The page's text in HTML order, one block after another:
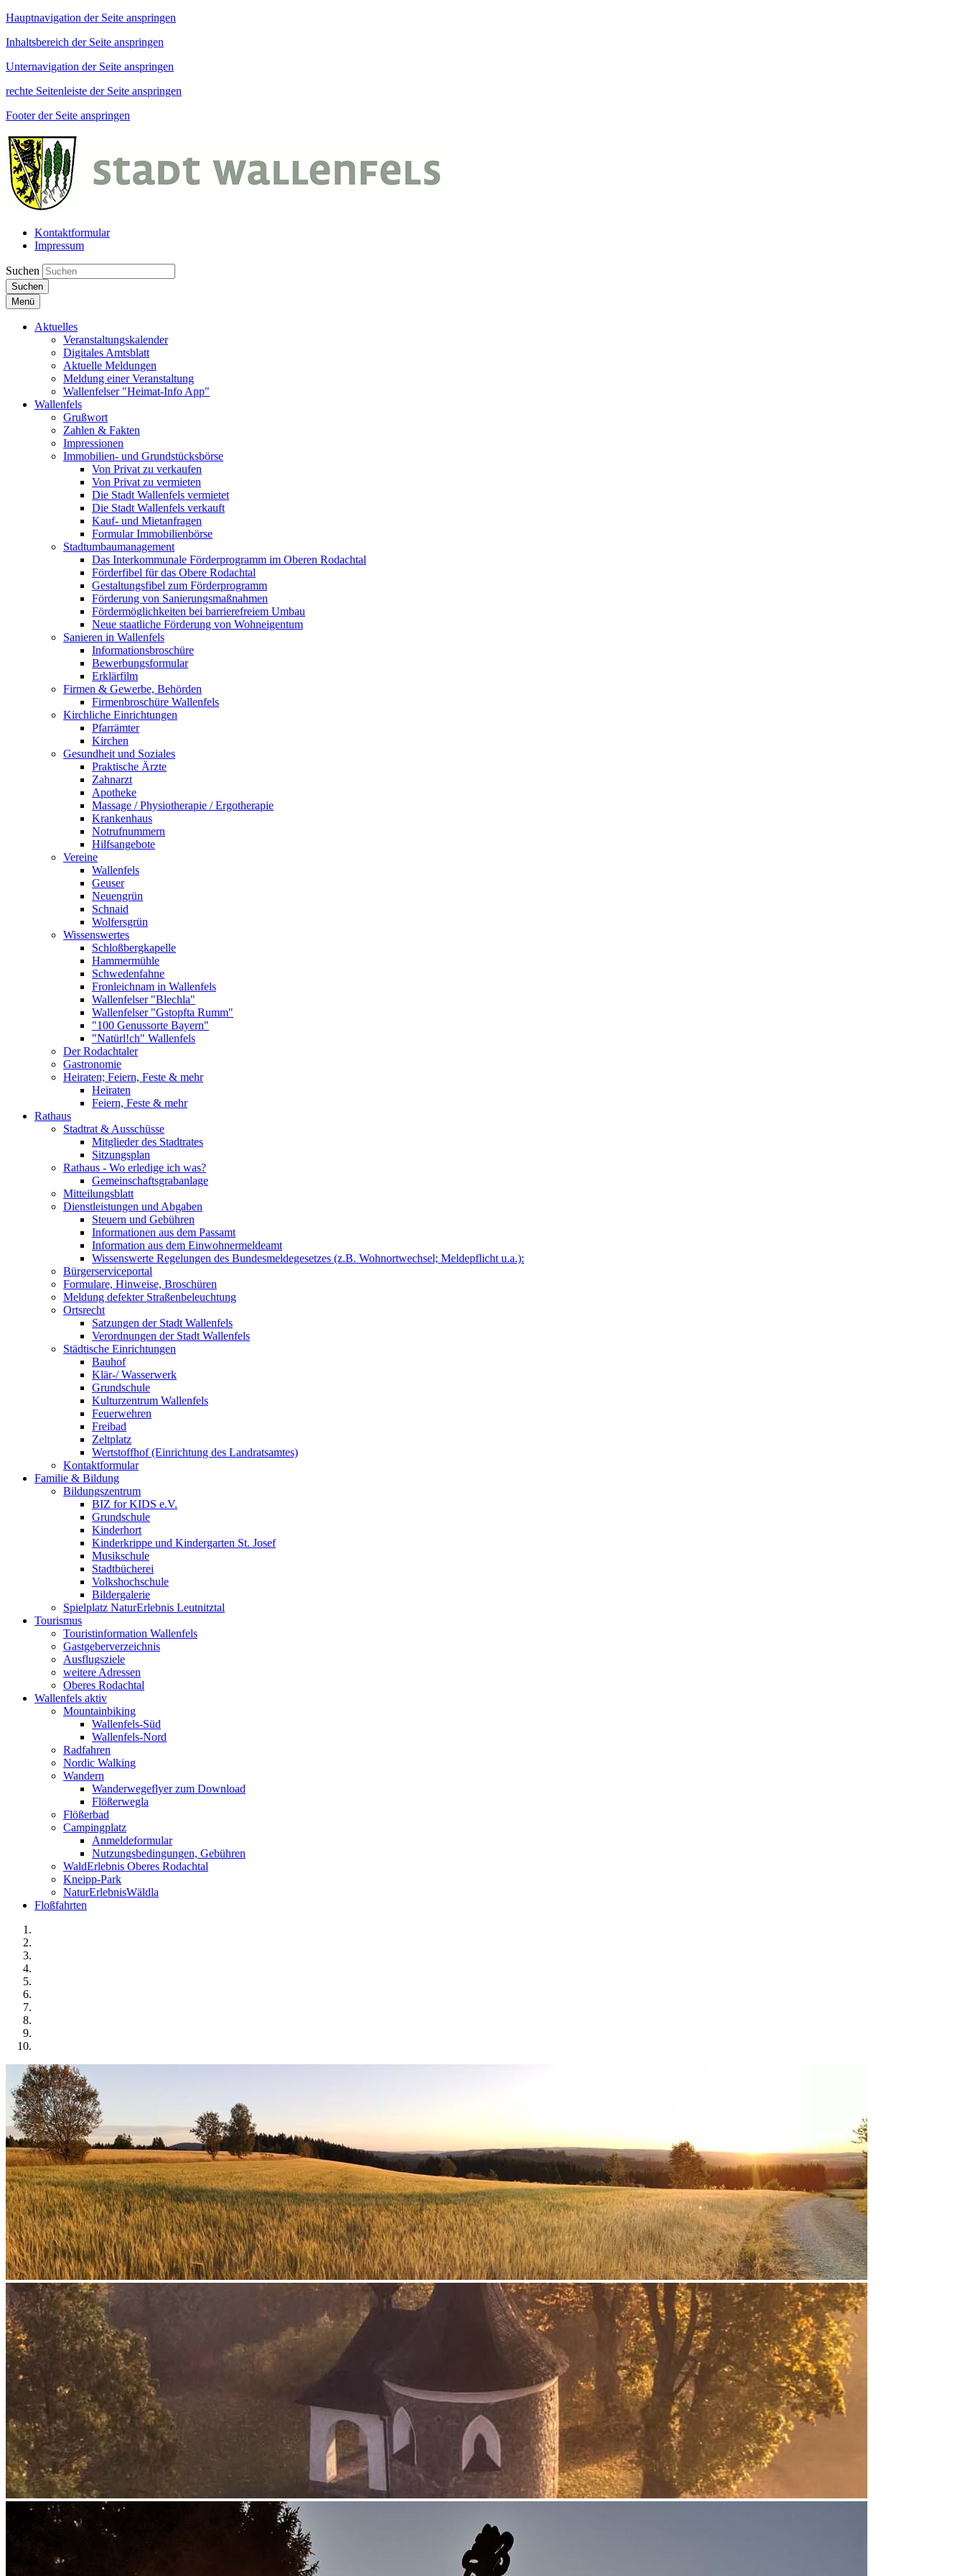
Hauptnavigation der Seite anspringen
Inhaltsbereich der Seite anspringen
Unternavigation der Seite anspringen
rechte Seitenleiste der Seite anspringen
Footer der Seite anspringen
Kontaktformular
Impressum
Suchen
Suchen
Menü
Aktuelles
Veranstaltungskalender
Digitales Amtsblatt
Aktuelle Meldungen
Meldung einer Veranstaltung
Wallenfelser "Heimat-Info App"
Wallenfels
Grußwort
Zahlen & Fakten
Impressionen
Immobilien- und Grundstücksbörse
Von Privat zu verkaufen
Von Privat zu vermieten
Die Stadt Wallenfels vermietet
Die Stadt Wallenfels verkauft
Kauf- und Mietanfragen
Formular Immobilienbörse
Stadtumbaumanagement
Das Interkommunale Förderprogramm im Oberen Rodachtal
Förderfibel für das Obere Rodachtal
Gestaltungsfibel zum Förderprogramm
Förderung von Sanierungsmaßnahmen
Fördermöglichkeiten bei barrierefreiem Umbau
Neue staatliche Förderung von Wohneigentum
Sanieren in Wallenfels
Informationsbroschüre
Bewerbungsformular
Erklärfilm
Firmen & Gewerbe, Behörden
Firmenbroschüre Wallenfels
Kirchliche Einrichtungen
Pfarrämter
Kirchen
Gesundheit und Soziales
Praktische Ärzte
Zahnarzt
Apotheke
Massage / Physiotherapie / Ergotherapie
Krankenhaus
Notrufnummern
Hilfsangebote
Vereine
Wallenfels
Geuser
Neuengrün
Schnaid
Wolfersgrün
Wissenswertes
Schloßbergkapelle
Hammermühle
Schwedenfahne
Fronleichnam in Wallenfels
Wallenfelser "Blechla"
Wallenfelser "Gstopfta Rumm"
"100 Genussorte Bayern"
"Natürl!ch" Wallenfels
Der Rodachtaler
Gastronomie
Heiraten; Feiern, Feste & mehr
Heiraten
Feiern, Feste & mehr
Rathaus
Stadtrat & Ausschüsse
Mitglieder des Stadtrates
Sitzungsplan
Rathaus - Wo erledige ich was?
Gemeinschaftsgrabanlage
Mitteilungsblatt
Dienstleistungen und Abgaben
Steuern und Gebühren
Informationen aus dem Passamt
Information aus dem Einwohnermeldeamt
Wissenswerte Regelungen des Bundesmeldegesetzes (z.B. Wohnortwechsel; Meldepflicht u.a.):
Bürgerserviceportal
Formulare, Hinweise, Broschüren
Meldung defekter Straßenbeleuchtung
Ortsrecht
Satzungen der Stadt Wallenfels
Verordnungen der Stadt Wallenfels
Städtische Einrichtungen
Bauhof
Klär-/ Wasserwerk
Grundschule
Kulturzentrum Wallenfels
Feuerwehren
Freibad
Zeltplatz
Wertstoffhof (Einrichtung des Landratsamtes)
Kontaktformular
Familie & Bildung
Bildungszentrum
BIZ for KIDS e.V.
Grundschule
Kinderhort
Kinderkrippe und Kindergarten St. Josef
Musikschule
Stadtbücherei
Volkshochschule
Bildergalerie
Spielplatz NaturErlebnis Leutnitztal
Tourismus
Touristinformation Wallenfels
Gastgeberverzeichnis
Ausflugsziele
weitere Adressen
Oberes Rodachtal
Wallenfels aktiv
Mountainbiking
Wallenfels-Süd
Wallenfels-Nord
Radfahren
Nordic Walking
Wandern
Wanderwegeflyer zum Download
Flößerwegla
Flößerbad
Campingplatz
Anmeldeformular
Nutzungsbedingungen, Gebühren
WaldErlebnis Oberes Rodachtal
Kneipp-Park
NaturErlebnisWäldla
Floßfahrten